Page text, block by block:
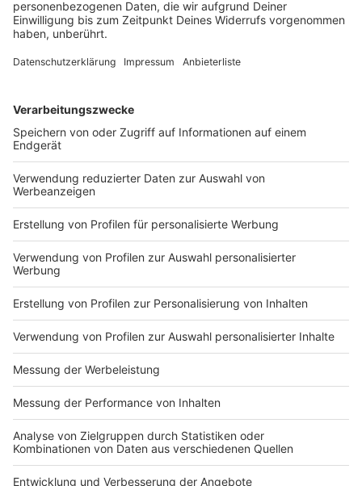
1
Camping Gut Kalberschnacke
57489 Drolshagen
2
Campingplatz Blaue Lagune
Jülicher Str. 1-2
3
Ferien- und Campingpark Wisseler See
Zum Wisseler See 15
47546 Kalkar
4
Campingpark Sonnenwiese
Anzeige
Anzeige